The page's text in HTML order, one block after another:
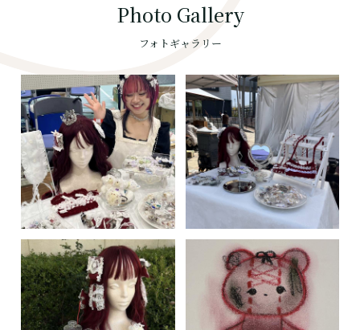
Photo Gallery
フォトギャラリー